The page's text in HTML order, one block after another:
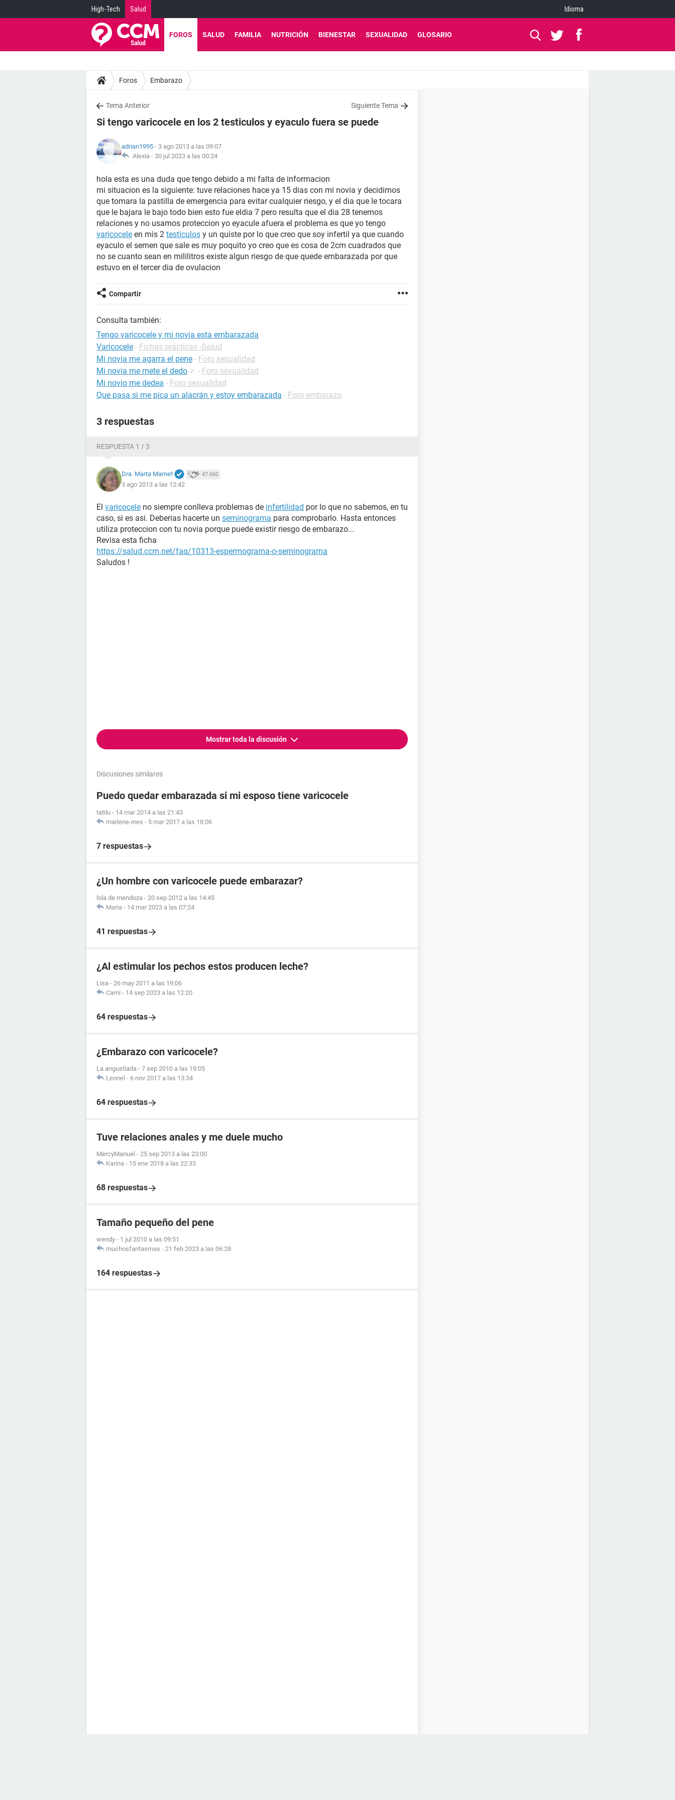
High-Tech Salud Idioma
FOROS SALUD FAMILIA NUTRICIÓN BIENESTAR SEXUALIDAD GLOSARIO
Foros Embarazo
Tema Anterior Siguiente Tema
Si tengo varicocele en los 2 testiculos y eyaculo fuera se puede
adrian1995 - 3 ago 2013 a las 09:07
Alexia - 30 jul 2023 a las 00:24
hola esta es una duda que tengo debido a mi falta de informacion
mi situacion es la siguiente: tuve relaciones hace ya 15 dias con mi novia y decidimos
que tomara la pastilla de emergencia para evitar cualquier riesgo, y el dia que le tocara
que le bajara le bajo todo bien esto fue eldia 7 pero resulta que el dia 28 tenemos
relaciones y no usamos proteccion yo eyacule afuera el problema es que yo tengo
varicocele en mis 2 testiculos y un quiste por lo que creo que soy infertil ya que cuando
eyaculo el semen que sale es muy poquito yo creo que es cosa de 2cm cuadrados que
no se cuanto sean en mililitros existe algun riesgo de que quede embarazada por que
estuvo en el tercer dia de ovulacion
Compartir
Consulta también:
Tengo varicocele y mi novia esta embarazada
Varicocele - Fichas prácticas -Salud
Mi novia me agarra el pene - Foro sexualidad
Mi novia me mete el dedo ✓ - Foro sexualidad
Mi novio me dedea - Foro sexualidad
Que pasa si me pica un alacrán y estoy embarazada - Foro embarazo
3 respuestas
RESPUESTA 1 / 3
Dra. Marta Marnet 47.660
3 ago 2013 a las 12:42
El varicocele no siempre conlleva problemas de infertilidad por lo que no sabemos, en tu
caso, si es asi. Deberias hacerte un seminograma para comprobarlo. Hasta entonces
utiliza proteccion con tu novia porque puede existir riesgo de embarazo...
Revisa esta ficha
https://salud.ccm.net/faq/10313-espermograma-o-seminograma
Saludos !
Mostrar toda la discusión
Discusiones similares
Puedo quedar embarazada si mi esposo tiene varicocele
tatilu - 14 mar 2014 a las 21:43
marlene-ines - 5 mar 2017 a las 18:06
7 respuestas
¿Un hombre con varicocele puede embarazar?
lola de mendoza - 20 sep 2012 a las 14:45
Maria - 14 mar 2023 a las 07:24
41 respuestas
¿Al estimular los pechos estos producen leche?
Lisa - 26 may 2011 a las 19:06
Cami - 14 sep 2023 a las 12:20
64 respuestas
¿Embarazo con varicocele?
La angustiada - 7 sep 2010 a las 19:05
Leonel - 6 nov 2017 a las 13:34
64 respuestas
Tuve relaciones anales y me duele mucho
MercyManuel - 25 sep 2013 a las 23:00
Karina - 15 ene 2018 a las 22:33
68 respuestas
Tamaño pequeño del pene
wendy - 1 jul 2010 a las 09:51
muchosfantasmas - 21 feb 2023 a las 06:28
164 respuestas